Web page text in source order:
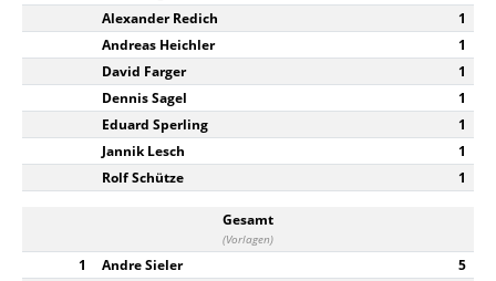
Alexander Redich
1
Andreas Heichler
1
David Farger
1
Dennis Sagel
1
Eduard Sperling
1
Jannik Lesch
1
Rolf Schütze
1
Gesamt
(Vorlagen)
1 Andre Sieler
5